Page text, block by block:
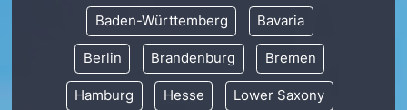
Baden-Württemberg Bavaria
Berlin Brandenburg Bremen
Hamburg Hesse Lower Saxony